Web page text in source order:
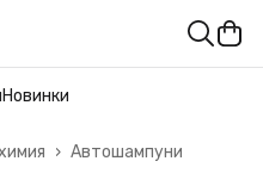
Новинки
Автошампуни
›